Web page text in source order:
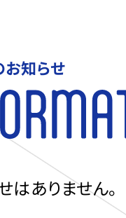
知らせ
はありません。